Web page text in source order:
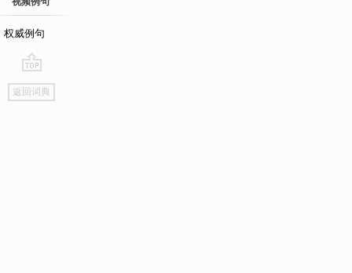
权威例句
go
top
返回词典